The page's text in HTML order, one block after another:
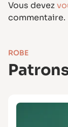
Vous devez
commentaire.
ROBE